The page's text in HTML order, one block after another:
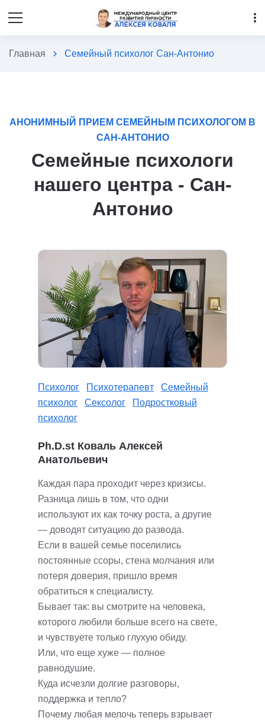
more_vert
Главная chevron_right Семейный психолог Сан-Антонио
АНОНИМНЫЙ ПРИЕМ СЕМЕЙНЫМ ПСИХОЛОГОМ В
САН-АНТОНИО
Семейные психологи
нашего центра - Сан-
Антонио
Психолог Психотерапевт
Семейный
психолог
Сексолог
Подростковый
психолог
Ph.D.st Коваль Алексей
Анатольевич
Каждая пара проходит через кризисы.
Разница лишь в том, что одни
используют их как точку роста, а другие
— доводят ситуацию до развода.
Если в вашей семье поселились
постоянные ссоры, стена молчания или
потеря доверия, пришло время
обратиться к специалисту.
Бывает так: вы смотрите на человека,
которого любили больше всего на свете,
и чувствуете только глухую обиду.
Или, что еще хуже — полное
равнодушие.
Куда исчезли долгие разговоры,
поддержка и тепло?
Почему любая мелочь теперь взрывает